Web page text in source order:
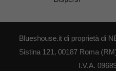
Blueshouse.it di proprietà di
Sistina 121, 00187 Roma
I.V.A.